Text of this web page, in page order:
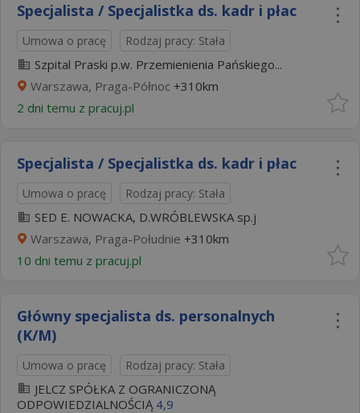
Specjalista / Specjalistka ds. kadr i płac
Umowa o pracę Rodzaj pracy: Stała
Szpital Praski p.w. Przemienienia Pańskiego...
Warszawa, Praga-Północ +310km
2 dni temu z pracuj.pl
Specjalista / Specjalistka ds. kadr i płac
Umowa o pracę Rodzaj pracy: Stała
SED E. NOWACKA, D.WRÓBLEWSKA sp.j
Warszawa, Praga-Południe +310km
10 dni temu z pracuj.pl
Główny specjalista ds. personalnych
(K/M)
Umowa o pracę Rodzaj pracy: Stała
JELCZ SPÓŁKA Z OGRANICZONĄ
ODPOWIEDZIALNOŚCIĄ 4,9